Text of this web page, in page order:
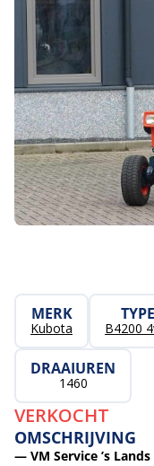
MERK
Kubota
TYPE
B4200
DRAAIUREN
1460
VERKOCHT
OMSCHRIJVING
— VM Service ’s